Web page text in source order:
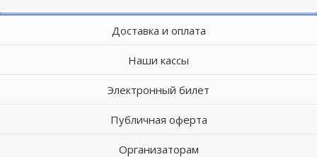
Доставка и оплата
Наши кассы
Электронный билет
Публичная оферта
Организаторам